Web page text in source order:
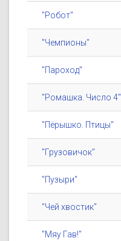
"Робот"
"Чемпионы"
"Пароход"
"Ромашка. Число 4"
"Пёрышко. Птицы"
"Грузовичок"
"Пузыри"
"Чей хвостик"
"Мяу Гав!"